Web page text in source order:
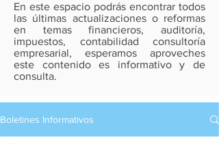
En este espacio podrás encontrar todos
las últimas actualizaciones o reformas
en temas financieros, auditoría,
impuestos, contabilidad consultoría
empresarial, esperamos aproveches
este contenido es informativo y de
consulta.
Boletines Informativos